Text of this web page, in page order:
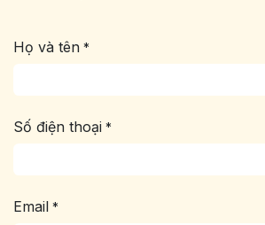
Họ và tên *
Số điện thoại *
Email *